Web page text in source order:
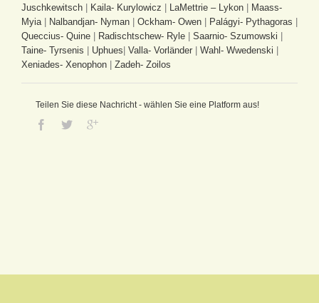
Juschkewitsch
Kaila- Kurylowicz LaMettrie – Lykon
Maass-
Myia
Nalbandjan- Nyman Ockham- Owen Palágyi- Pythagoras
Queccius- Quine
Radischtschew- Ryle Saarnio- Szumowski
Taine- Tyrsenis
Uphues Valla- Vorländer Wahl- Wwedenski
Xeniades- Xenophon
Zadeh- Zoilos
Teilen Sie diese Nachricht - wählen Sie eine Platform aus!